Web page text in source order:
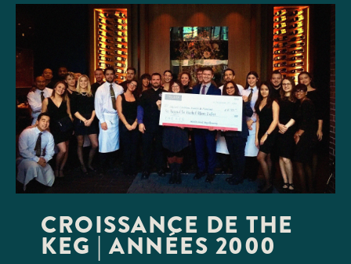
CROISSANCE DE THE
KEG | ANNÉES 2000